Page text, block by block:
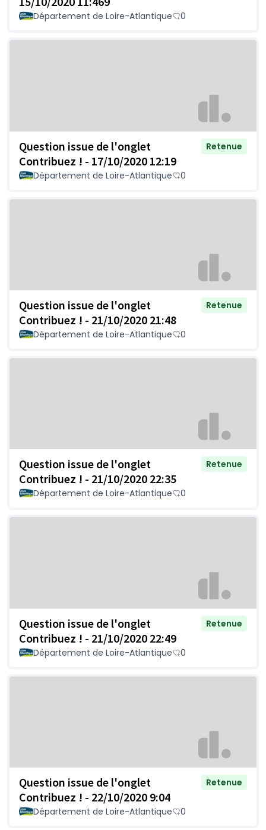
Département de Loire-Atlantique 0
Question issue de l'onglet
Contribuez ! - 17/10/2020 12:19
Retenue
Département de Loire-Atlantique 0
Question issue de l'onglet
Contribuez ! - 21/10/2020 21:48
Retenue
Département de Loire-Atlantique 0
Question issue de l'onglet
Contribuez ! - 21/10/2020 22:35
Retenue
Département de Loire-Atlantique 0
Question issue de l'onglet
Contribuez ! - 21/10/2020 22:49
Retenue
Département de Loire-Atlantique 0
Question issue de l'onglet
Contribuez ! - 22/10/2020 9:04
Retenue
Département de Loire-Atlantique 0